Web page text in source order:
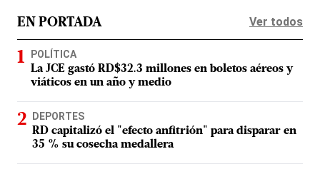
EN PORTADA Ver todos
POLÍTICA
La JCE gastó RD$32.3 millones en boletos aéreos y
viáticos en un año y medio
DEPORTES
RD capitalizó el "efecto anfitrión" para disparar en
35 % su cosecha medallera